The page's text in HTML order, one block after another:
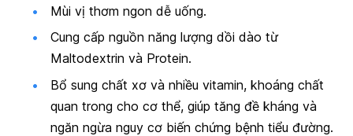
Mùi vị thơm ngon dễ uống.
Cung cấp nguồn năng lượng dồi dào từ
Maltodextrin và Protein.
Bổ sung chất xơ và nhiều vitamin, khoáng chất
quan trong cho cơ thể, giúp tăng đề kháng và
ngăn ngừa nguy cơ biến chứng bệnh tiểu đường.